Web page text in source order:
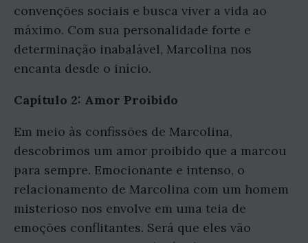
convenções sociais e busca viver a vida ao
máximo. Com sua personalidade forte e
determinação inabalável, Marcolina nos
encanta desde o início.
Capítulo 2: Amor Proibido
Em meio às confissões de Marcolina,
descobrimos um amor proibido que a marcou
para sempre. Emocionante e intenso, o
relacionamento de Marcolina com um homem
misterioso nos envolve em uma teia de
emoções conflitantes. Será que eles vão